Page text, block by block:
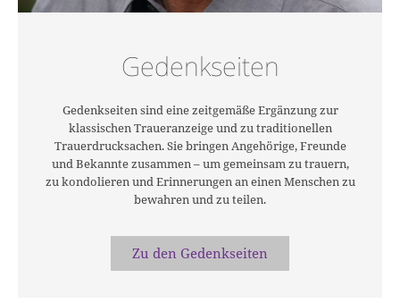
Gedenkseiten
Gedenkseiten sind eine zeitgemäße Ergänzung zur
klassischen Traueranzeige und zu traditionellen
Trauerdrucksachen. Sie bringen Angehörige, Freunde
und Bekannte zusammen – um gemeinsam zu trauern,
zu kondolieren und Erinnerungen an einen Menschen zu
bewahren und zu teilen.
Zu den Gedenkseiten